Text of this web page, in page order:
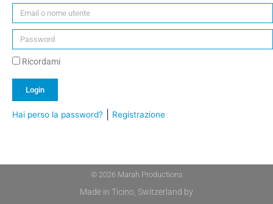
Ricordami
Login
Hai perso la password? Registrazione
© 2026 Marah Productions
Made in Ticino, Switzerland by